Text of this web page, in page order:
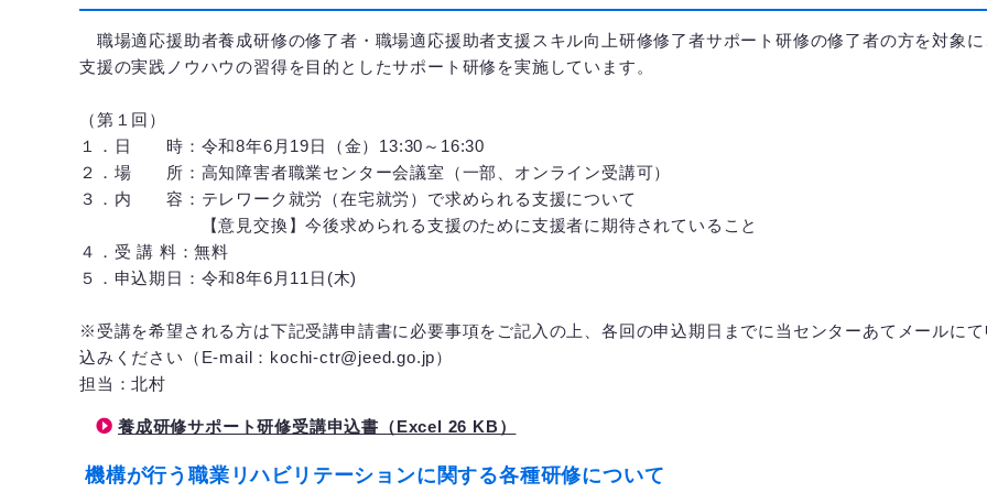
職場適応援助者養成研修の修了者・職場適応援助者支援スキル向上研修修了者サポート研修の修了者の方を対象
支援の実践ノウハウの習得を目的としたサポート研修を実施しています。
（第１回）
１．日 時：令和8年6月19日（金）13:30～16:30
２．場 所：高知障害者職業センター会議室（一部、オンライン受講可）
３．内 容：テレワーク就労（在宅就労）で求められる支援について
【意見交換】今後求められる支援のために支援者に期待されていること
４．受 講 料：無料
５．申込期日：令和8年6月11日(木)
※受講を希望される方は下記受講申請書に必要事項をご記入の上、各回の申込期日までに当センターあてメールに
込みください（E-mail：kochi-ctr@jeed.go.jp）
担当：北村
養成研修サポート研修受講申込書（Excel 26 KB）
機構が行う職業リハビリテーションに関する各種研修について